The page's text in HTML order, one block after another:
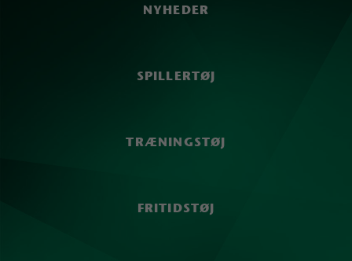
NYHEDER
SPILLERTØJ
TRÆNINGSTØJ
FRITIDSTØJ